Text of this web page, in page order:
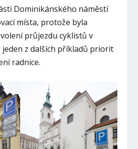
Dominikánského náměstí
místa, protože byla
průjezdu cyklistů v
jeden z dalších příkladů priorit
radnice.